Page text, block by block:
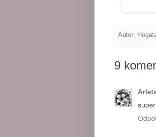
Autor:
9
super